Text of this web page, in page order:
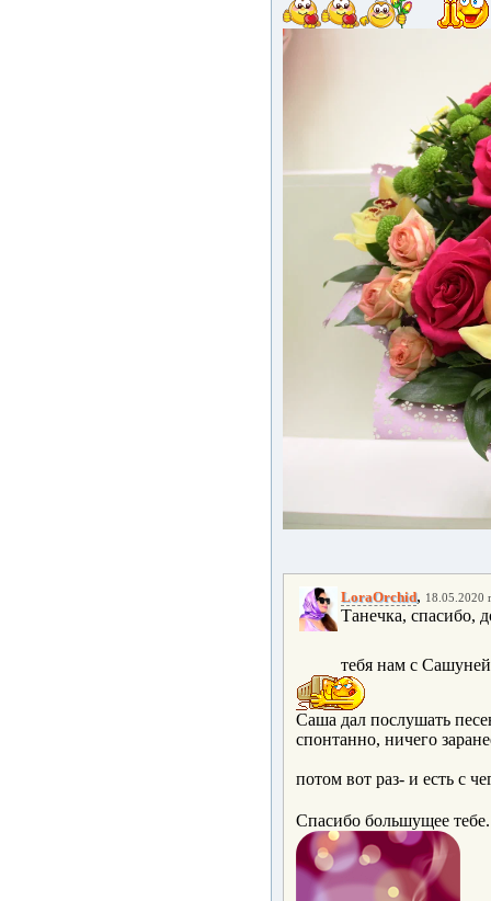
LoraOrchid, 18.05.2020
Танечка, спасибо,
тебя нам с Сашуней
Саша дал послушать
спонтанно, ничего
потом вот раз- и есть с
Спасибо большущее